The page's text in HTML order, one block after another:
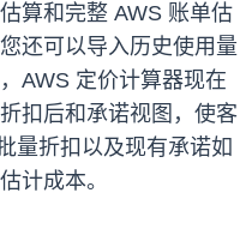
算和完整 AWS 账单估
还可以导入历史使用量
AWS 定价计算器现在
扣后和承诺视图，使客
量折扣以及现有承诺如
计成本。